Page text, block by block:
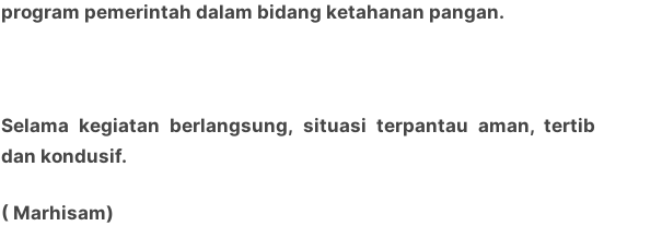
program pemerintah dalam bidang ketahanan pangan.
Selama kegiatan berlangsung, situasi terpantau aman, tertib
dan kondusif.
( Marhisam)